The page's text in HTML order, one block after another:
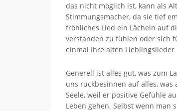
das nicht möglich ist, kann als
Stimmungsmacher, da sie tief
fröhliches Lied ein Lächeln auf
verstanden zu fühlen oder sich
einmal Ihre alten Lieblingslieder
Generell ist alles gut, was zum
uns rückbesinnen auf alles,
Seele, weil er positive Gefühle
Leben gehen. Selbst wenn man